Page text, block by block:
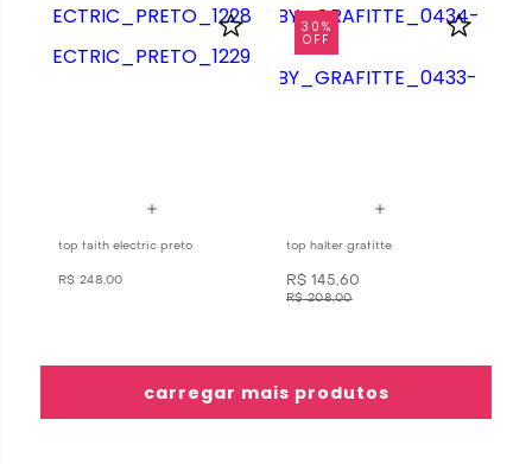
top faith electric preto
R$ 248,00
30%
OFF
top halter grafitte
R$ 145,60
R$ 208,00